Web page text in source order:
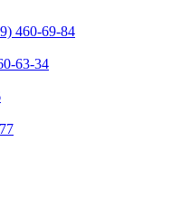
460-69-84
63-34